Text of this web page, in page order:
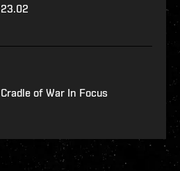
23.02
Cradle of War In Focus